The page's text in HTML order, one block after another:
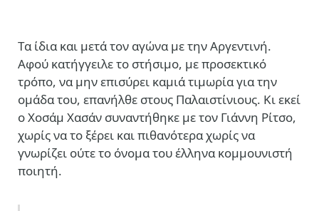
Tα ίδια και μετά τον αγώνα με την Αργεντινή.
Αφού κατήγγειλε το στήσιμο, με προσεκτικό
τρόπο, να μην επισύρει καμιά τιμωρία για την
ομάδα του, επανήλθε στους Παλαιστίνιους. Κι εκεί
ο Χοσάμ Χασάν συναντήθηκε με τον Γιάννη Ρίτσο,
χωρίς να το ξέρει και πιθανότερα χωρίς να
γνωρίζει ούτε το όνομα του έλληνα κομμουνιστή
ποιητή.